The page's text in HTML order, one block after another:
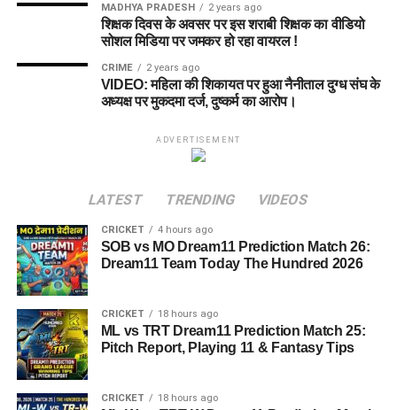
MADHYA PRADESH 2 years ago
शिक्षक दिवस के अवसर पर इस शराबी शिक्षक का वीडियो
सोशल मिडिया पर जमकर हो रहा वायरल !
CRIME 2 years ago
VIDEO: महिला की शिकायत पर हुआ नैनीताल दुग्ध संघ के
अध्यक्ष पर मुकदमा दर्ज, दुष्कर्म का आरोप।
ADVERTISEMENT
LATEST TRENDING VIDEOS
CRICKET 4 hours ago
SOB vs MO Dream11 Prediction Match 26:
Dream11 Team Today The Hundred 2026
CRICKET 18 hours ago
ML vs TRT Dream11 Prediction Match 25:
Pitch Report, Playing 11 & Fantasy Tips
CRICKET 18 hours ago